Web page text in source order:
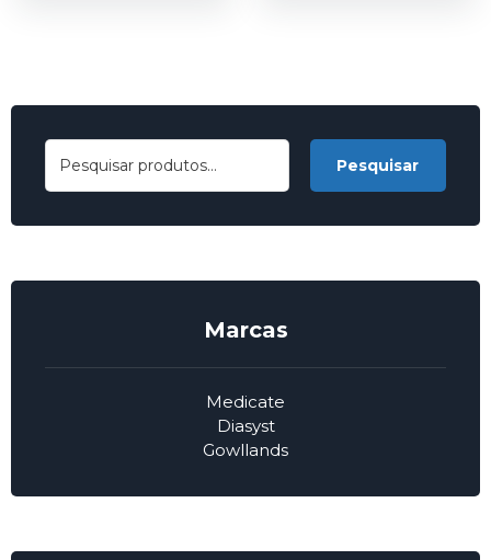
Pesquisar
Marcas
Medicate
Diasyst
Gowllands